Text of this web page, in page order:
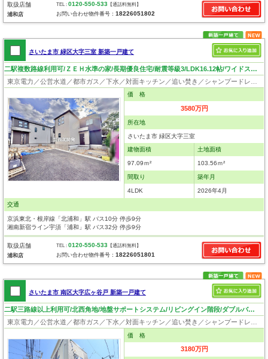
取扱店舗
浦和店
TEL :0120-550-533 【通話料無料】
お問い合わせ物件番号：18226051802
さいたま市 緑区大字三室 新築一戸建て
二駅複数路線利用可/ＺＥＨ水準の家/長期優良住宅/耐震等級3/LDK16.12帖/ワイドスパンバルコニー/見学可！
価 格
3580万円
所在地
さいたま市 緑区大字三室
建物面積
97.09ｍ²
土地面積
103.56ｍ²
間取り
4LDK
築年月
2026年4月
交通
京浜東北・根岸線「北浦和」駅 バス10分 停歩9分
湘南新宿ライン宇須「浦和」駅 バス32分 停歩9分
取扱店舗
浦和店
TEL :0120-550-533 【通話料無料】
お問い合わせ物件番号：18226051801
さいたま市 南区大字広ヶ谷戸 新築一戸建て
二駅三路線以上利用可/北西角地/地盤サポートシステム/リビングイン階段/ダブルバルコニー/住環境良好！
価 格
3180万円